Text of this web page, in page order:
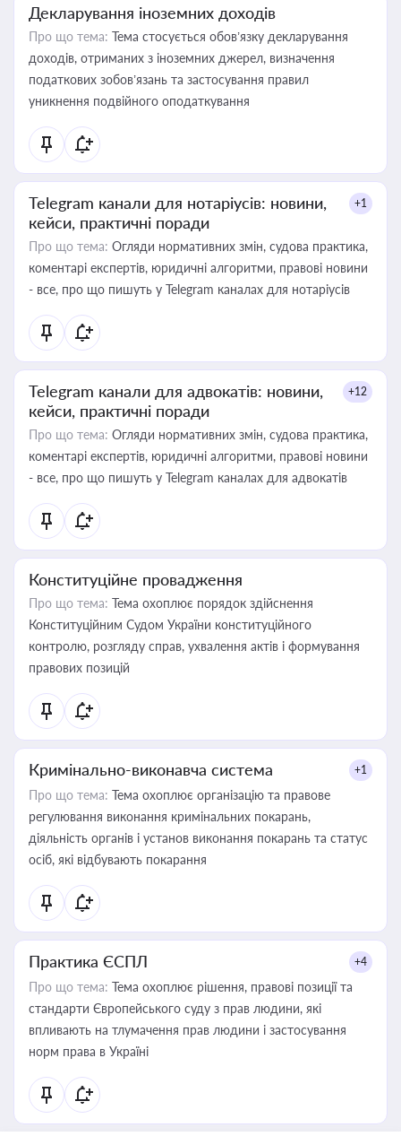
Декларування іноземних доходів
Про що тема: Тема стосується обов’язку декларування
доходів, отриманих з іноземних джерел, визначення
податкових зобов’язань та застосування правил
уникнення подвійного оподаткування
Telegram канали для нотаріусів: новини,
кейси, практичні поради
+1
Про що тема: Огляди нормативних змін, судова практика,
коментарі експертів, юридичні алгоритми, правові новини
- все, про що пишуть у Telegram каналах для нотаріусів
Telegram канали для адвокатів: новини,
кейси, практичні поради
+12
Про що тема: Огляди нормативних змін, судова практика,
коментарі експертів, юридичні алгоритми, правові новини
- все, про що пишуть у Telegram каналах для адвокатів
Конституційне провадження
Про що тема: Тема охоплює порядок здійснення
Конституційним Судом України конституційного
контролю, розгляду справ, ухвалення актів і формування
правових позицій
Кримінально-виконавча система +1
Про що тема: Тема охоплює організацію та правове
регулювання виконання кримінальних покарань,
діяльність органів і установ виконання покарань та статус
осіб, які відбувають покарання
Практика ЄСПЛ +4
Про що тема: Тема охоплює рішення, правові позиції та
стандарти Європейського суду з прав людини, які
впливають на тлумачення прав людини і застосування
норм права в Україні